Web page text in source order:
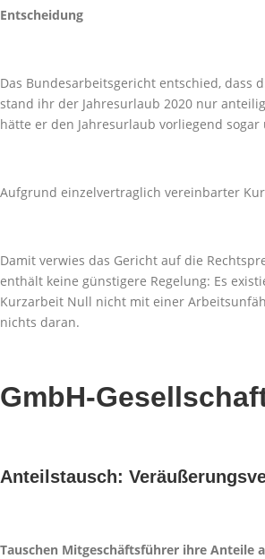
Entscheidung
Das Bundesarbeitsgericht entschied, dass
stand ihr der Jahresurlaub 2020 nur
hätte er den Jahresurlaub vorliegend
Aufgrund einzelvertraglich vereinbarter
Damit verwies das Gericht auf die
enthält keine günstigere Regelung: Es
Kurzarbeit Null nicht mit einer
nichts daran.
GmbH-
Anteilstausch:
Tauschen Mitgeschäftsführer ihre Anteile